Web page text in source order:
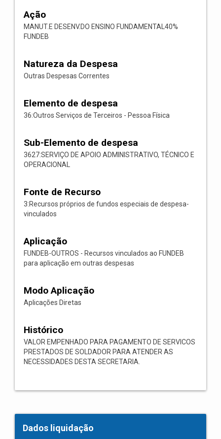
Ação
MANUT.E DESENV.DO ENSINO FUNDAMENTAL40%
FUNDEB
Natureza da Despesa
Outras Despesas Correntes
Elemento de despesa
36:Outros Serviços de Terceiros - Pessoa Física
Sub-Elemento de despesa
3627:SERVIÇO DE APOIO ADMINISTRATIVO, TÉCNICO E
OPERACIONAL
Fonte de Recurso
3:Recursos próprios de fundos especiais de despesa-
vinculados
Aplicação
FUNDEB-OUTROS - Recursos vinculados ao FUNDEB
para aplicação em outras despesas
Modo Aplicação
Aplicações Diretas
Histórico
VALOR EMPENHADO PARA PAGAMENTO DE SERVICOS
PRESTADOS DE SOLDADOR PARA ATENDER AS
NECESSIDADES DESTA SECRETARIA.
Dados liquidação